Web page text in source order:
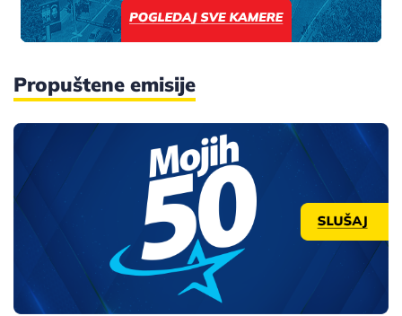
Propuštene emisije